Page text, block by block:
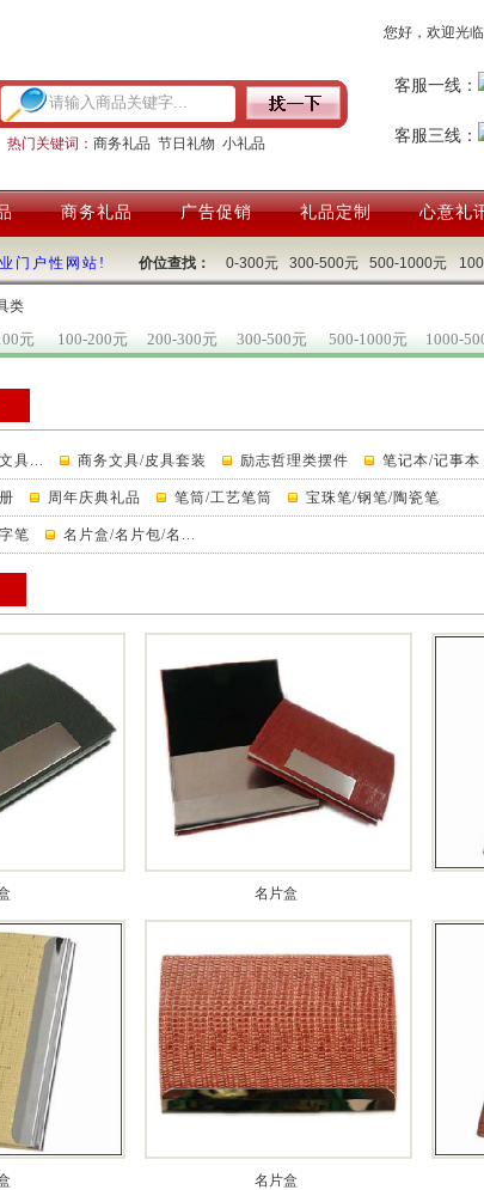
您好，欢迎光临
热门关键词： 商务礼品 节日礼物 小礼品
客服一线：
客服三线：
商务礼品 广告促销 礼品定制 心意礼
门户性网站! 价位查找： 0-300元 300-500元 500-1000元
类
元 100-200元 200-300元 300-500元 500-1000元 1000-
具... 商务文具/皮具套装 励志哲理类摆件 笔记本/记事本
周年庆典礼品 笔筒/工艺笔筒 宝珠笔/钢笔/陶瓷笔
笔 名片盒/名片包/名...
名片盒
名片盒